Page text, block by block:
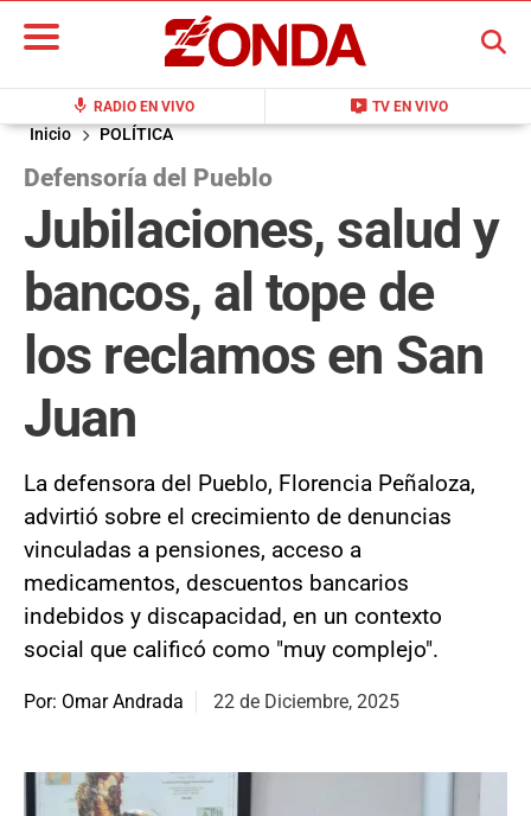
mic RADIO EN VIVO live_tv TV EN VIVO
BUSCAR
Inicio POLÍTICA
Defensoría del Pueblo
Jubilaciones, salud y
bancos, al tope de
los reclamos en San
Juan
La defensora del Pueblo, Florencia Peñaloza,
advirtió sobre el crecimiento de denuncias
vinculadas a pensiones, acceso a
medicamentos, descuentos bancarios
indebidos y discapacidad, en un contexto
social que calificó como "muy complejo".
Por: Omar Andrada 22 de Diciembre, 2025